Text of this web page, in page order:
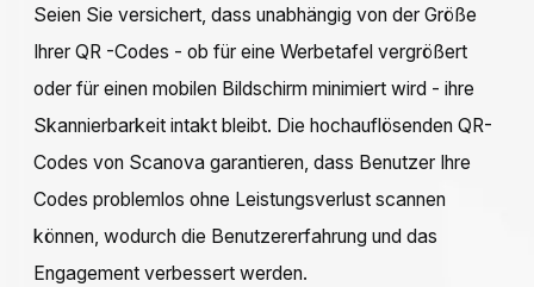
Seien Sie versichert, dass unabhängig von der Größe
Ihrer QR -Codes - ob für eine Werbetafel vergrößert
oder für einen mobilen Bildschirm minimiert wird - ihre
Skannierbarkeit intakt bleibt. Die hochauflösenden QR-
Codes von Scanova garantieren, dass Benutzer Ihre
Codes problemlos ohne Leistungsverlust scannen
können, wodurch die Benutzererfahrung und das
Engagement verbessert werden.